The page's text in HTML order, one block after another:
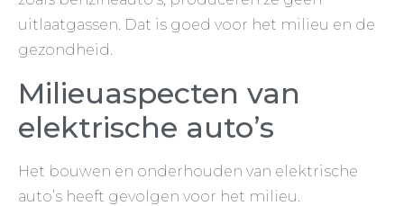
uitlaatgassen. Dat is goed voor het milieu en de
gezondheid.
Milieuaspecten van
elektrische auto’s
Het bouwen en onderhouden van elektrische
auto’s heeft gevolgen voor het milieu.